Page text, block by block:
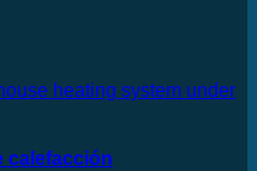
calefacción